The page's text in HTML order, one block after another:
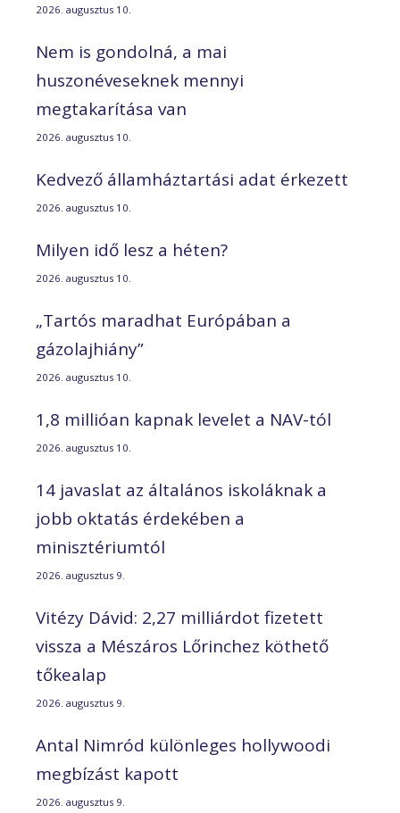
2026. augusztus 10.
Nem is gondolná, a mai
huszonéveseknek mennyi
megtakarítása van
2026. augusztus 10.
Kedvező államháztartási adat érkezett
2026. augusztus 10.
Milyen idő lesz a héten?
2026. augusztus 10.
„Tartós maradhat Európában a
gázolajhiány”
2026. augusztus 10.
1,8 millióan kapnak levelet a NAV-tól
2026. augusztus 10.
14 javaslat az általános iskoláknak a
jobb oktatás érdekében a
minisztériumtól
2026. augusztus 9.
Vitézy Dávid: 2,27 milliárdot fizetett
vissza a Mészáros Lőrinchez köthető
tőkealap
2026. augusztus 9.
Antal Nimród különleges hollywoodi
megbízást kapott
2026. augusztus 9.